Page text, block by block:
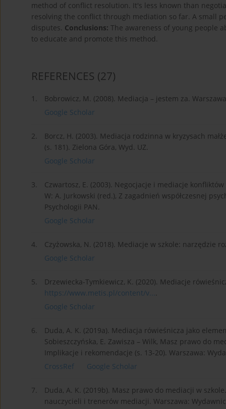
method of conflict resolution. It's less known than
resolving the conflict through mediation so far. A small
disputes. Conclusions: The awareness of young people
to educate and promote this method.
REFERENCES (27)
1.
Bobrowicz, M. (2008). Mediacja – jestem za.
Google Scholar
2.
Borcz, H. (2003). Mediacja rodzinna w kryzysach
(s. 181). Zielona Góra, Wyd. UZ.
Google Scholar
3.
Czwartosz, E. (2003). Negocjacje i mediacje
W: A. Jurkowski (red.), Z zagadnień współczesnej
Psychologii PAN.
Google Scholar
4.
Czyżowska, N. (2018). Mediacje w szkole: narzędzie
Google Scholar
5.
Drzewiecka-Tymkiewicz, K. (2020). Mediacje
https://www.metis.pl/content/v....
Google Scholar
6.
Duda, A. K. (2019a). Mediacja rówieśnicza jako
Sobieszczyńska, E. Zawisza – Wilk, Masz prawo do
Implikacje i rekomendacje (s. 13-20). Warszawa:
CrossRef
Google Scholar
7.
Duda, A. K. (2019b). Masz prawo do mediacji w
nauczycieli i trenerów mediacji. Warszawa: